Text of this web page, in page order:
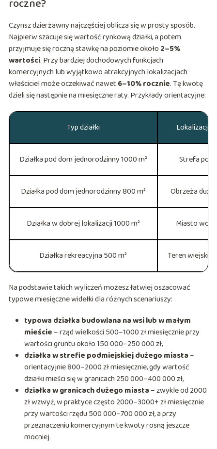
roczne?
Czynsz dzierżawny najczęściej oblicza się w prosty sposób.
Najpierw szacuje się wartość rynkową działki, a potem
przyjmuje się roczną stawkę na poziomie około 2–5%
wartości. Przy bardziej dochodowych funkcjach
komercyjnych lub wyjątkowo atrakcyjnych lokalizacjach
właściciel może oczekiwać nawet 6–10% rocznie. Tę kwotę
dzieli się następnie na miesięczne raty. Przykłady orientacyjne:
Typ działki Lokalizacja
Działka pod dom jednorodzinny 1000 m² Strefa
Działka pod dom jednorodzinny 800 m² Obrzeża
Działka w dobrej lokalizacji 1000 m² Miasto
Działka rekreacyjna 500 m² Teren wiejski,
Na podstawie takich wyliczeń możesz łatwiej oszacować
typowe miesięczne widełki dla różnych scenariuszy:
typowa działka budowlana na wsi lub w małym
mieście – rząd wielkości 500–1000 zł miesięcznie przy
wartości gruntu około 150 000–250 000 zł,
działka w strefie podmiejskiej dużego miasta –
orientacyjnie 800–2000 zł miesięcznie, gdy wartość
działki mieści się w granicach 250 000–400 000 zł,
działka w granicach dużego miasta – zwykle od 2000
zł wzwyż, w praktyce często 2000–3000+ zł miesięcznie
przy wartości rzędu 500 000–700 000 zł, a przy
przeznaczeniu komercyjnym te kwoty rosną jeszcze
mocniej.